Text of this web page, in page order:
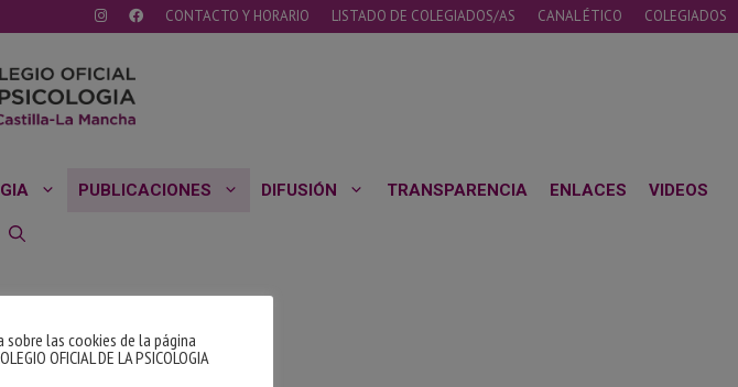
CONTACTO Y HORARIO LISTADO DE COLEGIADOS/AS CANAL ÉTICO COLEGIADOS
PUBLICACIONES DIFUSIÓN TRANSPARENCIA ENLACES VIDEOS
búsqueda.
las cookies de la página
OFICIAL DE LA PSICOLOGIA